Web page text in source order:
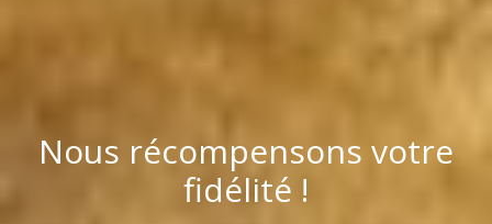
Nous récompensons votre
fidélité !